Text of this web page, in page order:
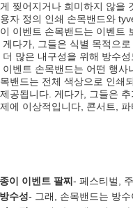
찢어지거나 희미하지 않을
자 정의 인쇄 손목밴드와
이벤트 손목밴드는 이벤트
게다가, 그들은 식별 목적으
더 많은 내구성을 위해 방수
이벤트 손목밴드는 어떤 행
밴드는 전체 색상으로 인쇄
공됩니다. 게다가, 그들은
에 이상적입니다, 콘서트, 파
종이 이벤트 팔찌 - 페스티벌,
방수성- 그래, 손목밴드는 방수